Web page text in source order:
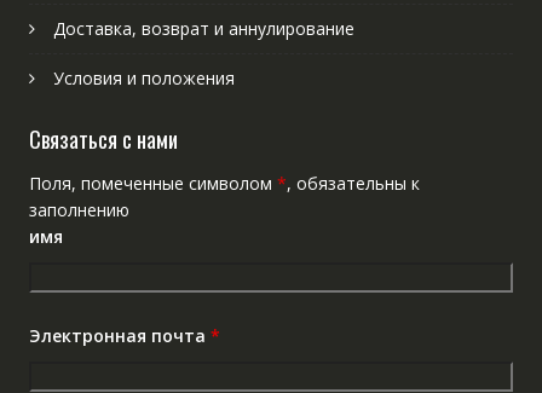
Доставка, возврат и аннулирование
Условия и положения
Связаться с нами
Поля, помеченные символом *, обязательны к
заполнению
имя
Электронная почта *